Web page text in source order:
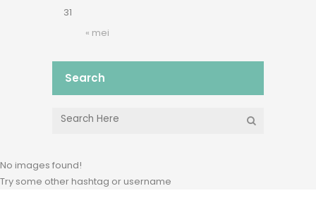
« mei
31
Search
No images found!
Try some other hashtag or username